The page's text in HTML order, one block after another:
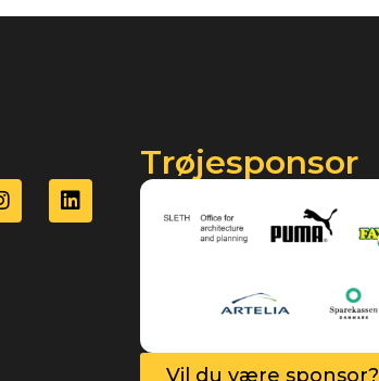
Trøjesponsor
Vil du være sponsor?